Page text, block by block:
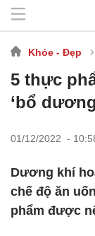
Khỏe - Đẹp
5 thực
‘bổ
01/12/2022 -
Dương khí
chế độ ăn
phẩm được